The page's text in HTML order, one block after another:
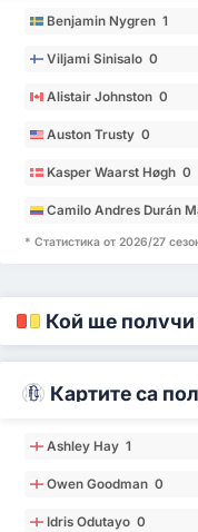
Benjamin Nygren 1
Viljami Sinisalo 0
Alistair Johnston 0
Auston Trusty 0
Kasper Waarst Høgh 0
Camilo Andres Durán
* Статистика от 2026/27
Кой ще получи
Картите са
Ashley Hay 1
Owen Goodman 0
Idris Odutayo 0